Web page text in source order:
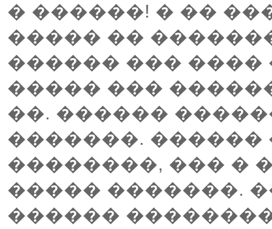
� ������! � ��
����� ��
������ ��� ����
����� ���
��. ������
�������. ������
��������, ��� �
����� �������.
������